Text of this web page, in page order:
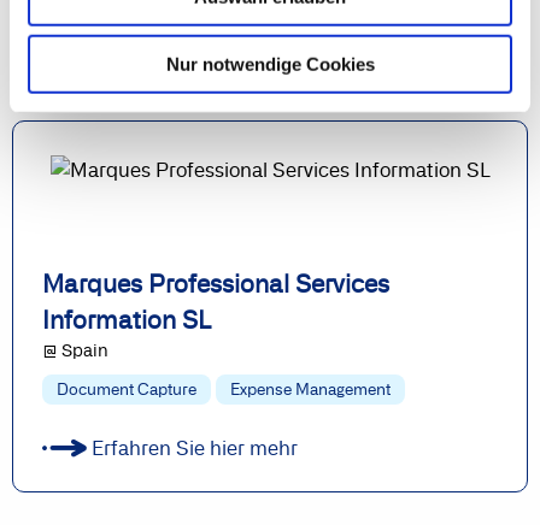
Nur notwendige Cookies
Erfahren Sie hier mehr
Marques Professional Services
Information SL
@ Spain
Document Capture Expense Management
Erfahren Sie hier mehr